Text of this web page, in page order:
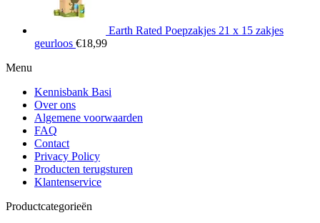
Earth Rated Poepzakjes 21 x 15 zakjes
geurloos €18,99
Menu
Kennisbank Basi
Over ons
Algemene voorwaarden
FAQ
Contact
Privacy Policy
Producten terugsturen
Klantenservice
Productcategorieën